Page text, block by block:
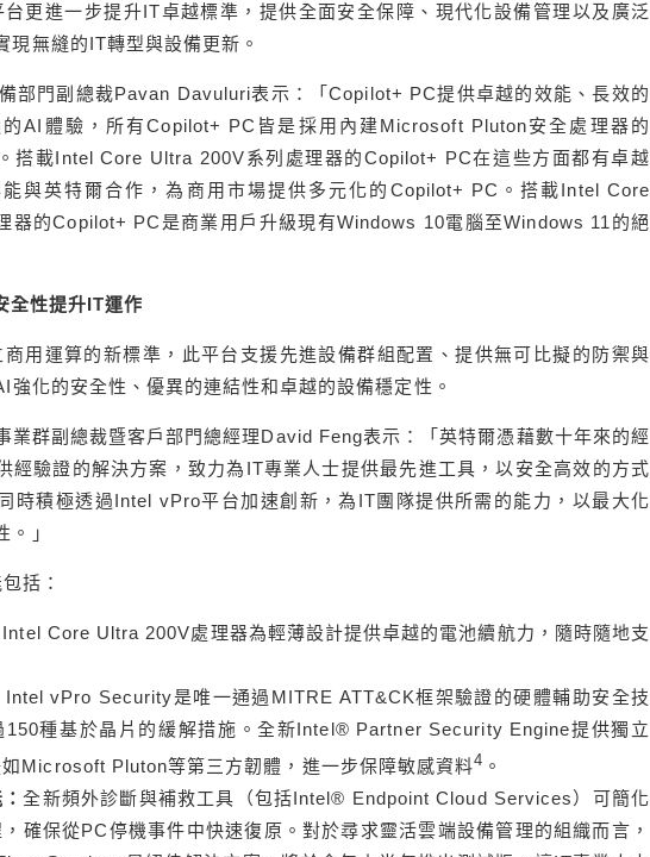
更進一步提升IT卓越標準，提供全面安全保障、現代化設備管理以及廣泛
現無縫的IT轉型與設備更新。
部門副總裁Pavan Davuluri表示：「Copilot+ PC提供卓越的效能、長效的
AI體驗，所有Copilot+ PC皆是採用內建Microsoft Pluton安全處理器的
搭載Intel Core Ultra 200V系列處理器的Copilot+ PC在這些方面都有卓越
與英特爾合作，為商用市場提供多元化的Copilot+ PC。搭載Intel Core
器的Copilot+ PC是商業用戶升級現有Windows 10電腦至Windows 11的絕
全性提升 IT運作
商用運算的新標準，此平台支援先進設備群組配置、提供無可比擬的防禦與
強化的安全性、優異的連結性和卓越的設備穩定性。
業群副總裁暨客戶部門總經理David Feng表示：「英特爾憑藉數十年來的經
經驗證的解決方案，致力為IT專業人士提供最先進工具，以安全高效的方式
時積極透過Intel vPro平台加速創新，為IT團隊提供所需的能力，以最大化
。」
括：
Intel Core Ultra 200V處理器為輕薄設計提供卓越的電池續航力，隨時隨地支
Intel vPro Security是唯一通過MITRE ATT&CK框架驗證的硬體輔助安全技
150種基於晶片的緩解措施。全新Intel® Partner Security Engine提供獨立
Microsoft Pluton等第三方韌體，進一步保障敏感資料4 。
：全新頻外診斷與補救工具（包括Intel® Endpoint Cloud Services）可簡化
確保從PC停機事件中快速復原。對於尋求靈活雲端設備管理的組織而言，